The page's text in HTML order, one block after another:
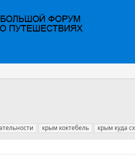
крым коктебель крым куда